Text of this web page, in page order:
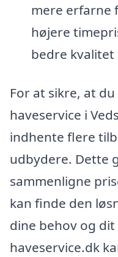
mere erfarne
højere
bedre
For at sikre, at
haveservice i
indhente flere
udbydere. Dette
sammenligne
kan finde den
dine behov og
haveservice.dk